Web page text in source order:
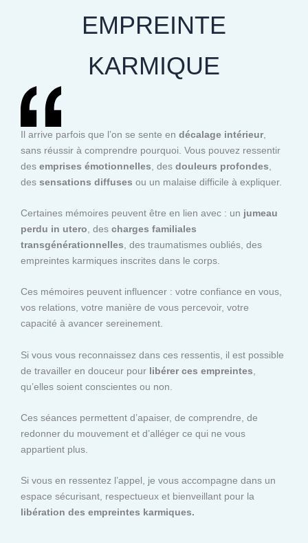
EMPREINTE
KARMIQUE
Il arrive parfois que l’on se sente en décalage intérieur,
sans réussir à comprendre pourquoi. Vous pouvez ressentir
des emprises émotionnelles , des douleurs profondes
des sensations diffuses ou un malaise difficile à expliquer.
Certaines mémoires peuvent être en lien avec : un jumeau
perdu in utero , des charges familiales
transgénérationnelles , des traumatismes oubliés, des
empreintes karmiques inscrites dans le corps.
Ces mémoires peuvent influencer : votre confiance en vous,
vos relations, votre manière de vous percevoir, votre
capacité à avancer sereinement.
Si vous vous reconnaissez dans ces ressentis, il est possible
de travailler en douceur pour libérer ces empreintes
qu’elles soient conscientes ou non.
Ces séances permettent d’apaiser, de comprendre, de
redonner du mouvement et d’alléger ce qui ne vous
appartient plus.
Si vous en ressentez l’appel, je vous accompagne dans un
espace sécurisant, respectueux et bienveillant pour la
libération des empreintes karmiques.